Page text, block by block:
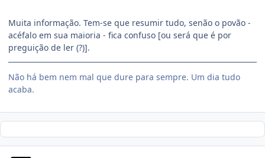
Muita informação. Tem-se que resumir tudo, senão o povão -
acéfalo em sua maioria - fica confuso [ou será que é por
preguição de ler (?)].
Não há bem nem mal que dure para sempre. Um dia tudo
acaba.